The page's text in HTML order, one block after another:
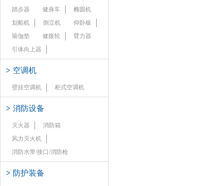
踏步器
健身车
椭圆机
划船机
倒立机
仰卧板
瑜伽垫
健腹轮
臂力器
引体向上器
> 空调机
壁挂空调机 柜式空调机
> 消防设备
灭火器
消防箱
风力灭火机
消防水带/接口/消防枪
> 防护装备